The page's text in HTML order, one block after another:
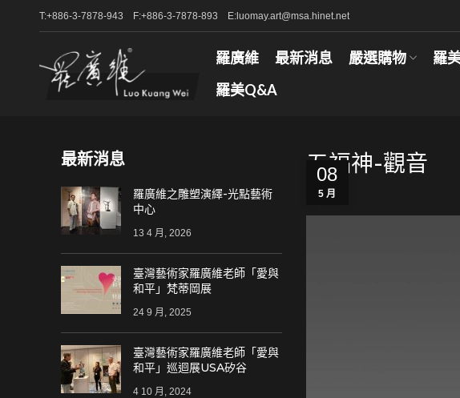
T:+886-3-7878-943 F:+886-3-7878-893 E:luomay.art@msa.hinet.net
羅廣維 最新消息 嚴選購物 羅
羅美Q&A
五福神-觀音
08
5 月
最新消息
羅廣維之雕塑演繹-光點藝術
中心
13 4 月, 2026
臺灣藝術家羅廣維老師「愛與
和平」梵蒂岡展
24 9 月, 2025
臺灣藝術家羅廣維老師「愛與
和平」巡迴展USA矽谷
4 10 月, 2024